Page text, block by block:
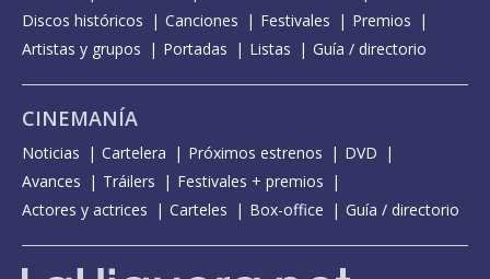
Discos históricos
Canciones Festivales
Premios
Artistas y grupos
Portadas Listas Guía / directorio
CINEMANÍA
Noticias Cartelera Próximos estrenos
DVD
Avances
Tráilers
Festivales + premios
Actores y actrices
Carteles Box-office Guía / directorio